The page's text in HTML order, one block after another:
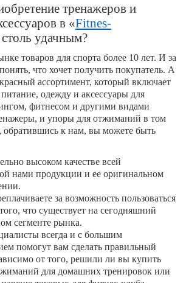
тренажеров и
в «Fitnes-
удачным?
товаров для спорта более 10 лет. И за
что хочет получить покупатель. А
ассортимент, который включает
одежду и аксессуары для
фитнесом и другими видами
и упоры для отжиманий в том
обратившись к нам, вы можете быть
высоком качестве всей
нами продукции и ее оригинальном
за возможность пользоваться
что существует на сегодняшний
сегменте рынка.
всегда и с большим
помогут вам сделать правильный
от того, решили ли вы купить
для домашних тренировок или